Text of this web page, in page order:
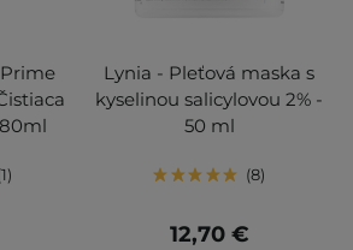
1
Lynia - Pleťová maska ​​s
kyselinou salicylovou 2% -
50 ml
8
12,70 €